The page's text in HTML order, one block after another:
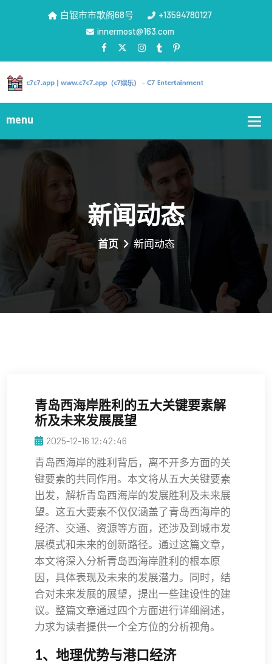
白银市市歌阁68号
+13594780127
innermost@163.com
新闻动态
首页 新闻动态
青岛西海岸胜利的五大关键要素解
析及未来发展展望
2025-12-16 12:42:46
青岛西海岸的胜利背后，离不开多方面的关
键要素的共同作用。本文将从五大关键要素
出发，解析青岛西海岸的发展胜利及未来展
望。这五大要素不仅仅涵盖了青岛西海岸的
经济、交通、资源等方面，还涉及到城市发
展模式和未来的创新路径。通过这篇文章，
本文将深入分析青岛西海岸胜利的根本原
因，具体表现及未来的发展潜力。同时，结
合对未来发展的展望，提出一些建设性的建
议。整篇文章通过四个方面进行详细阐述，
力求为读者提供一个全方位的分析视角。
1、地理优势与港口经济